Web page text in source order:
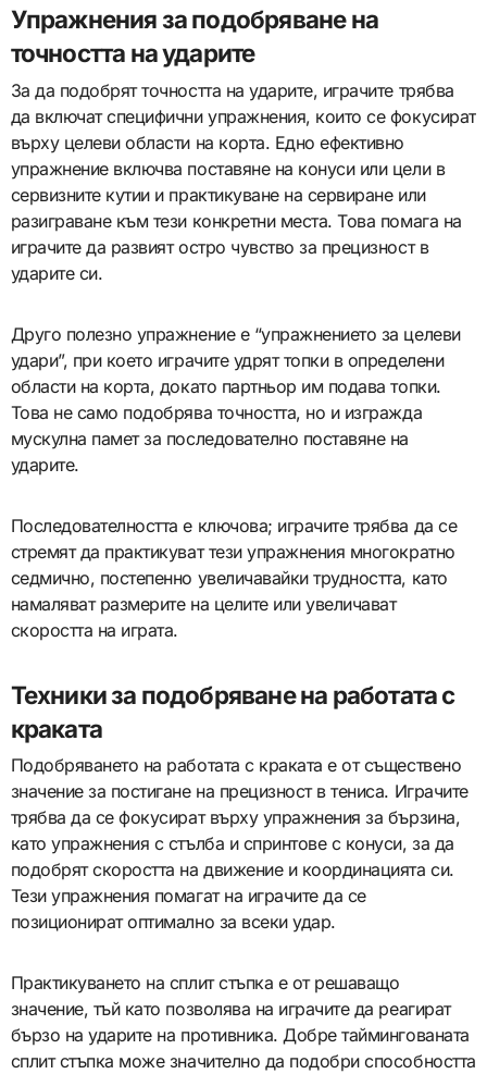
Упражнения за подобряване на
точността на ударите
За да подобрят точността на ударите, играчите трябва
да включат специфични упражнения, които се фокусират
върху целеви области на корта. Едно ефективно
упражнение включва поставяне на конуси или цели в
сервизните кутии и практикуване на сервиране или
разиграване към тези конкретни места. Това помага на
играчите да развият остро чувство за прецизност в
ударите си.
Друго полезно упражнение е “упражнението за целеви
удари”, при което играчите удрят топки в определени
области на корта, докато партньор им подава топки.
Това не само подобрява точността, но и изгражда
мускулна памет за последователно поставяне на
ударите.
Последователността е ключова; играчите трябва да се
стремят да практикуват тези упражнения многократно
седмично, постепенно увеличавайки трудността, като
намаляват размерите на целите или увеличават
скоростта на играта.
Техники за подобряване на работата с
краката
Подобряването на работата с краката е от съществено
значение за постигане на прецизност в тениса. Играчите
трябва да се фокусират върху упражнения за бързина,
като упражнения с стълба и спринтове с конуси, за да
подобрят скоростта на движение и координацията си.
Тези упражнения помагат на играчите да се
позиционират оптимално за всеки удар.
Практикуването на сплит стъпка е от решаващо
значение, тъй като позволява на играчите да реагират
бързо на ударите на противника. Добре таймингованата
сплит стъпка може значително да подобри способността